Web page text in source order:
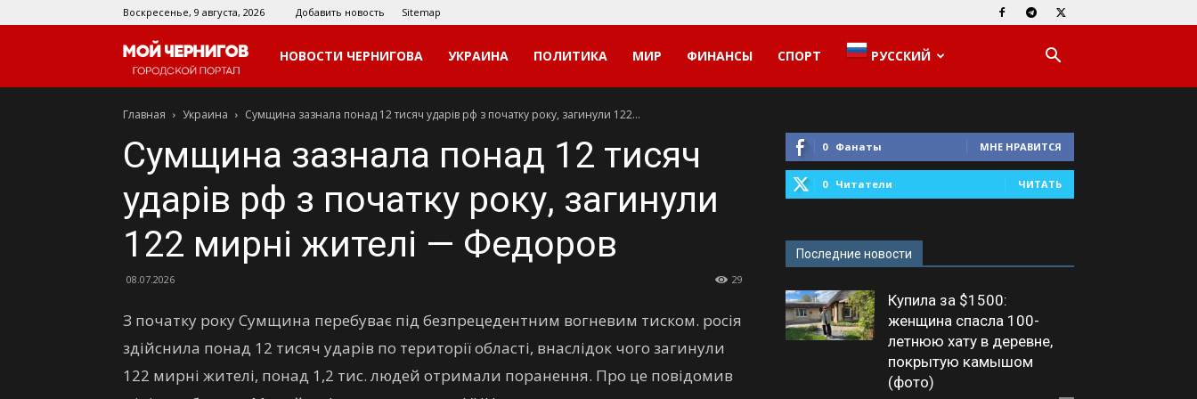
Воскресенье, 9 августа, 2026 Добавить новость Sitemap
Мой
Чернигов
НОВОСТИ ЧЕРНИГОВА УКРАИНА ПОЛИТИКА МИР ФИНАНСЫ СПОРТ РУССКИЙ
Главная Украина Сумщина зазнала понад 12 тисяч ударів рф з початку року, загинули 122...
Сумщина зазнала понад 12 тисяч
ударів рф з початку року, загинули
122 мирні жителі — Федоров
08.07.2026 29
З початку року Сумщина перебуває під безпрецедентним вогневим тиском. росія
здійснила понад 12 тисяч ударів по території області, внаслідок чого загинули
122 мирні жителі, понад 1,2 тис. людей отримали поранення. Про це повідомив
0 Фанаты МНЕ НРАВИТСЯ
0 Читатели ЧИТАТЬ
Последние новости
Купила за $1500:
женщина спасла 100-
летнюю хату в деревне,
покрытую камышом
(фото)